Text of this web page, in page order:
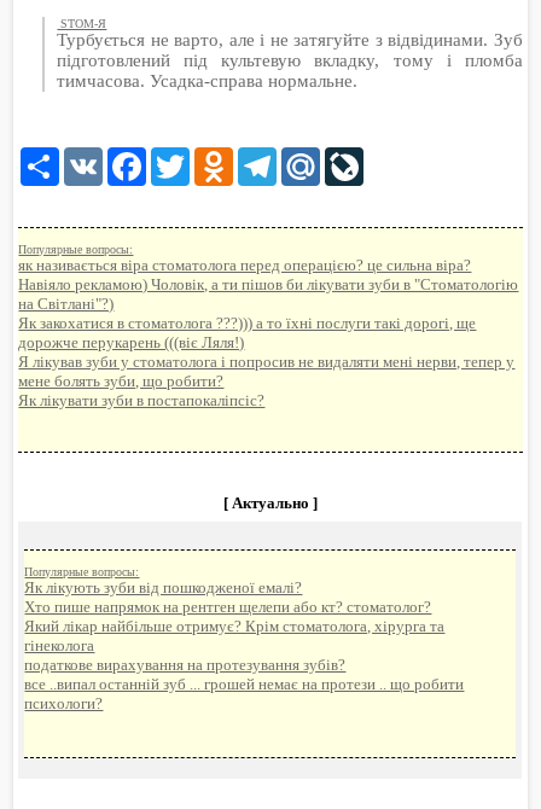
STOM-Я
Турбується не варто, але і не затягуйте з відвідинами. Зуб
підготовлений під культевую вкладку, тому і пломба
тимчасова. Усадка-справа нормальне.
Share VK Facebook
TwitterOdnoklassniki
TelegramMail.Ru
Популярные вопросы:
як називається віра стоматолога перед операцією? це сильна віра?
Навіяло рекламою) Чоловік, а ти пішов би лікувати зуби в "Стоматологію
на Світлані"?)
Як закохатися в стоматолога ???))) а то їхні послуги такі дорогі, ще
дорожче перукарень (((віє Ляля!)
Я лікував зуби у стоматолога і попросив не видаляти мені нерви, тепер у
мене болять зуби, що робити?
Як лікувати зуби в постапокаліпсіс?
[ Актуально ]
Популярные вопросы:
Як лікують зуби від пошкодженої емалі?
Хто пише напрямок на рентген щелепи або кт? стоматолог?
Який лікар найбільше отримує? Крім стоматолога, хірурга та
гінеколога
податкове вирахування на протезування зубів?
все ..випал останній зуб ... грошей немає на протези .. що робити
психологи?